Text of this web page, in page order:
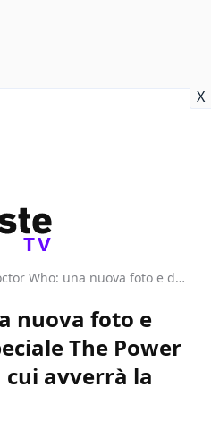
X
TV
Doctor Who: una nuova foto e dettagli dello speciale The Power of The Doctor in cui avverrà la rigenerazione
nuova foto e
The Power
cui avverrà la